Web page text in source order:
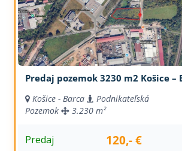
Predaj pozemok 3230 m2 Košice –
Košice - Barca
Podnikateľská
Pozemok
3.230 m²
Predaj 120,- €